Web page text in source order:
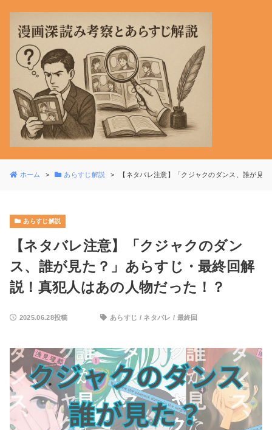
ホーム あらすじ解説 【ネタバレ注意】「クジャクのダンス、誰が見
あらすじ解説
【ネタバレ注意】「クジャクのダン
ス、誰が見た？」あらすじ・最終回解
説！真犯人はあの人物だった！？
2025.06.28投稿 あらすじ / ネタバレ / 最終回